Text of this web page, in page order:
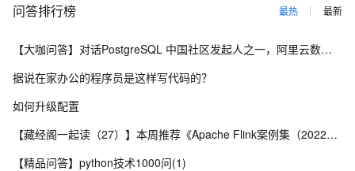
问答排行榜 最热 最新
【大咖问答】对话PostgreSQL 中国社区发起人之一，阿里云数据库高级专家 德哥
据说在家办公的程序员是这样写代码的？
如何升级配置
【藏经阁一起读（27）】本周推荐《Apache Flink案例集（2022版）》，你有哪些心得？
【精品问答】python技术1000问(1)